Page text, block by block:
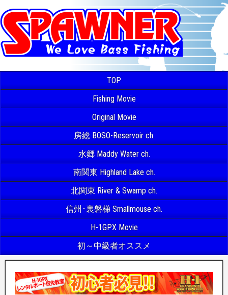
TOP
Fishing Movie
Original Movie
房総 BOSO-Reservoir ch.
水郷 Maddy Water ch.
南関東 Highland Lake ch.
北関東 River & Swamp ch.
信州･裏磐梯 Smallmouse ch.
H-1GPX Movie
初～中級者オススメ